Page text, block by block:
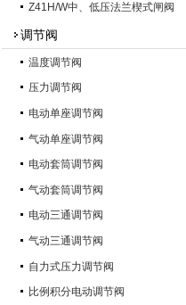
Z41H/W中、低压法兰楔式闸阀
调节阀
温度调节阀
压力调节阀
电动单座调节阀
气动单座调节阀
电动套筒调节阀
气动套筒调节阀
电动三通调节阀
气动三通调节阀
自力式压力调节阀
比例积分电动调节阀